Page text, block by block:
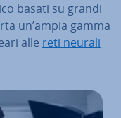
basati su grandi
un’ampia gamma
alle reti neurali